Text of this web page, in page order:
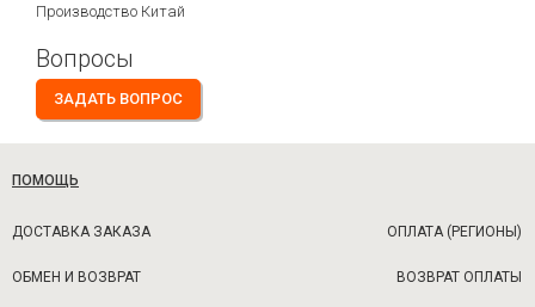
Производство Китай
Вопросы
ЗАДАТЬ ВОПРОС
ПОМОЩЬ
ДОСТАВКА ЗАКАЗА ОПЛАТА (РЕГИОНЫ)
ОБМЕН И ВОЗВРАТ ВОЗВРАТ ОПЛАТЫ